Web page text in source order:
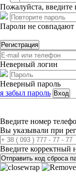
Пожалуйста, введите
Пароли не совпадают
Регистрация
Неверный логин
Неверный пароль
я забыл пароль Вход
Введите номер
Вы указывали при
Введите корректный
Отправить код сброса